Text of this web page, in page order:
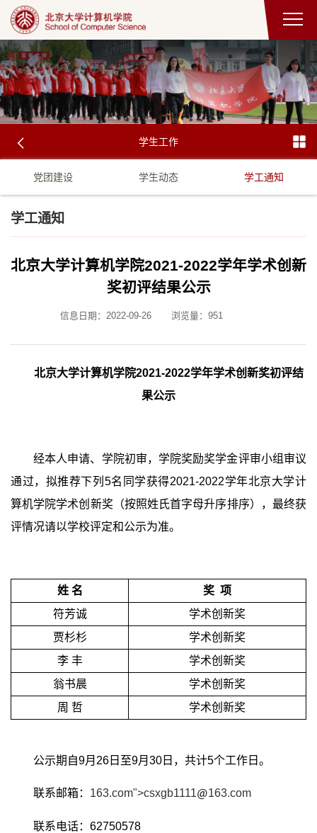
学生工作
党团建设 学生动态 学工通知
学工通知
北京大学计算机学院2021-2022学年学术创新
奖初评结果公示
信息日期：2022-09-26 浏览量： 951
北京大学计算机学院2021-2022学年学术创新奖初评结
果公示
经本人申请、学院初审，学院奖励奖学金评审小组审议
通过，拟推荐下列 5名同学获得2021-2022学年北京大学计
算机学院学术创新奖（按照姓氏首字母升序排序），最终获
评情况请以学校评定和公示为准。
姓 名
奖 项
符芳诚
学术创新奖
贾杉杉
学术创新奖
李 丰
学术创新奖
翁书晨
学术创新奖
周 哲
学术创新奖
公示期自9月 26 日至9月 30 日，共计5个工作日。
联系邮箱： 163.com">csxgb1111 163.com
联系电话： 62750578